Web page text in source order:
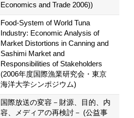
Economics and Trade 2006))
Food-System of World Tuna
Industry: Economic Analysis of
Market Distortions in Canning and
Sashimi Market and
Responsibilities of Stakeholders
(2006年度国際漁業研究会・東京
海洋大学シンポジウム)
国際放送の変容－財源、目的、内
容、メディアの再検討－ (公益事